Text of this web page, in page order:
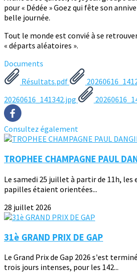
pour « Dédée » Goez qui fête son
belle journée.
Tout le monde est convié à se
« départs aléatoires ».
Documents
Résultats.pdf
20260616_141342.jpg
Consultez également
TROPHEE CHAMPAGNE PAUL
Le samedi 25 juillet à partir de 11h,
papilles étaient orientées...
28 juillet 2026
31è GRAND PRIX DE GAP
Le Grand Prix de Gap 2026 s'est
trois jours intenses, pour les 142...